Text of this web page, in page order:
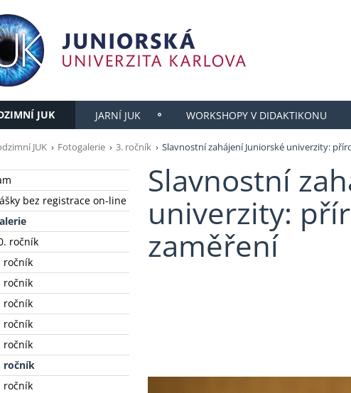
JUK JARNÍ JUK WORKSHOPY V DIDAKTIKONU
JUK Fotogalerie 3. ročník Slavnostní zahájení Juniorské univerzity:
bez registrace on-line
ročník
ročník
ročník
ročník
ročník
ročník
ročník
ročník
Slavnostní
univerzity:
zaměření